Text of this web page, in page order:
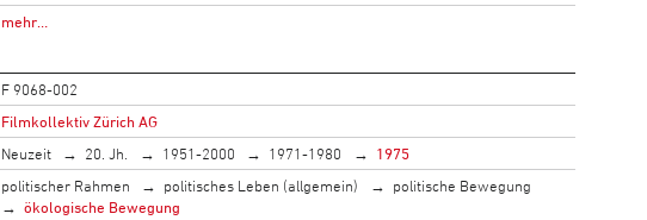
mehr…
F 9068-002
Filmkollektiv Zürich AG
Neuzeit 20. Jh. 1951-2000 1971-1980
1975
politischer Rahmen politisches Leben (allgemein)
politische Bewegung
ökologische Bewegung